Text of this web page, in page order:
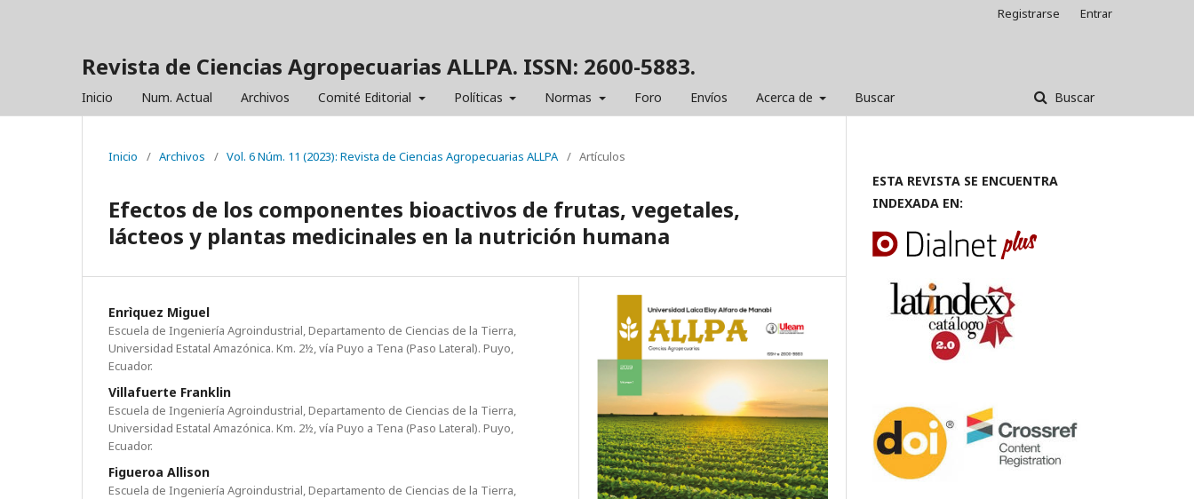
Revista de Ciencias Agropecuarias ALLPA. ISSN: 2600-5883.
Inicio Num. Actual Archivos Comité Editorial Políticas Normas Foro Envíos Acerca de Buscar Buscar
Registrarse Entrar
Inicio / Archivos / Vol. 6 Núm. 11 (2023): Revista de Ciencias Agropecuarias ALLPA / Artículos
Efectos de los componentes bioactivos de frutas, vegetales,
lácteos y plantas medicinales en la nutrición humana
Enrìquez Miguel
Escuela de Ingeniería Agroindustrial, Departamento de Ciencias de la Tierra,
Universidad Estatal Amazónica. Km. 2½, vía Puyo a Tena (Paso Lateral). Puyo,
Ecuador.
Villafuerte Franklin
Escuela de Ingeniería Agroindustrial, Departamento de Ciencias de la Tierra,
Universidad Estatal Amazónica. Km. 2½, vía Puyo a Tena (Paso Lateral). Puyo,
Ecuador.
Figueroa Allison
Escuela de Ingeniería Agroindustrial, Departamento de Ciencias de la Tierra,
ESTA REVISTA SE ENCUENTRA
INDEXADA EN: